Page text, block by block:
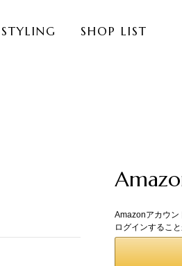
STYLING SHOP LIST
Amazonアカウン
ログインすること